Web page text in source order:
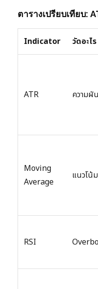
ตารางเปรียบเทียบ:
Indicator วัดอะไร
ATR ความผั
Moving
Average
แนวโน้
RSI